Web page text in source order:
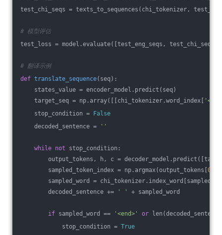
test_chi_seqs = texts_to_sequences(chi_tokenizer,
# 模型评估
test_loss = model.evaluate([test_eng_seqs,
# 翻译示例
def translate_sequence(seq) :
states_value = encoder_model.predict(seq)
target_seq = np.array([[chi_tokenizer.word_index[
stop_condition =
False
decoded_sentence =
''
while not stop_condition:
output_tokens, h, c =
sampled_token_index = np.argmax(output_tokens[ 0
sampled_word =
decoded_sentence +=
' ' + sampled_word
if sampled_word == '<end>' or
stop_condition = True